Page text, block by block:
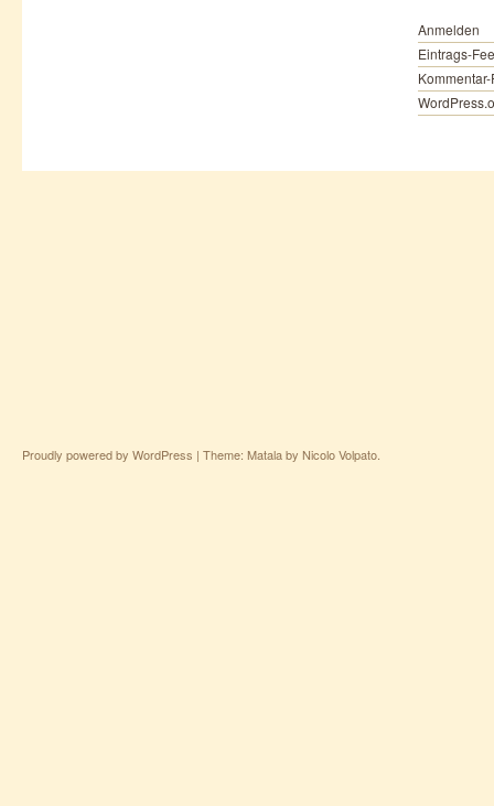
Anmelden
Eintrags-
Proudly powered by WordPress | Theme: Matala by Nicolo Volpato.